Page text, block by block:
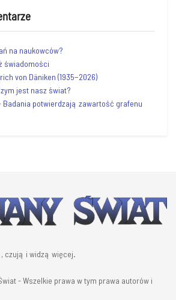
na naukowców?
świadomości
von Däniken (1935−2026)
jest nasz świat?
Badania potwierdzają zawartość grafenu
czują i widzą więcej.
- Wszelkie prawa w tym prawa autorów i